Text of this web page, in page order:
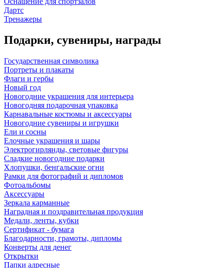
Дартс
Тренажеры
Подарки, сувениры, награды
Государственная символика
Портреты и плакаты
Флаги и гербы
Новый год
Новогодние украшения для интерьера
Новогодняя подарочная упаковка
Карнавальные костюмы и аксессуары
Новогодние сувениры и игрушки
Ели и сосны
Елочные украшения и шары
Электрогирлянды, световые фигуры
Сладкие новогодние подарки
Хлопушки, бенгальские огни
Рамки для фотографий и дипломов
Фотоальбомы
Аксессуары
Зеркала карманные
Наградная и поздравительная продукция
Медали, ленты, кубки
Сертификат - бумага
Благодарности, грамоты, дипломы
Конверты для денег
Открытки
Папки адресные